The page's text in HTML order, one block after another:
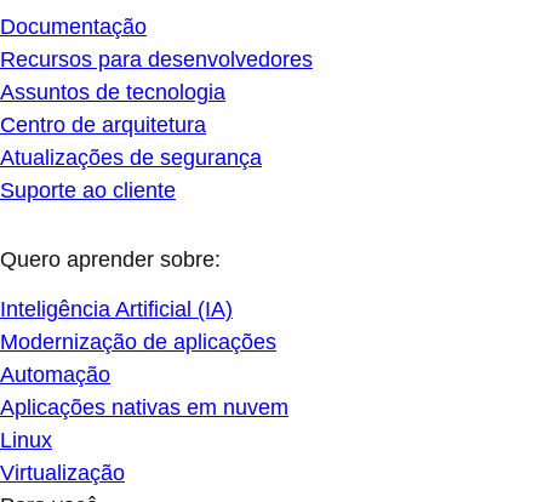
Documentação
Recursos para desenvolvedores
Assuntos de tecnologia
Centro de arquitetura
Atualizações de segurança
Suporte ao cliente
Quero aprender sobre:
Inteligência Artificial (IA)
Modernização de aplicações
Automação
Aplicações nativas em nuvem
Linux
Virtualização